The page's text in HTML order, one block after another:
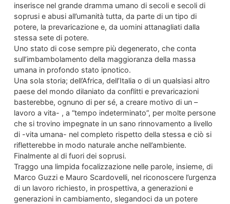
inserisce nel grande dramma umano di secoli e secoli di
soprusi e abusi all’umanità tutta, da parte di un tipo di
potere, la prevaricazione e, da uomini attanagliati dalla
stessa sete di potere.
Uno stato di cose sempre più degenerato, che conta
sull’imbambolamento della maggioranza della massa
umana in profondo stato ipnotico.
Una sola storia; dell’Africa, dell’Italia o di un qualsiasi altro
paese del mondo dilaniato da conflitti e prevaricazioni
basterebbe, ognuno di per sé, a creare motivo di un –
lavoro a vita- , a “tempo indeterminato”, per molte persone
che si trovino impegnate in un sano rinnovamento a livello
di -vita umana- nel completo rispetto della stessa e ciò si
rifletterebbe in modo naturale anche nell’ambiente.
Finalmente al di fuori dei soprusi.
Traggo una limpida focalizzazione nelle parole, insieme, di
Marco Guzzi e Mauro Scardovelli, nel riconoscere l’urgenza
di un lavoro richiesto, in prospettiva, a generazioni e
generazioni in cambiamento, slegandoci da un potere